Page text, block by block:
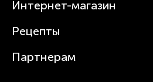
Увлажнители
Посуда
Где купить
Интернет-магазин
Рецепты
Партнерам